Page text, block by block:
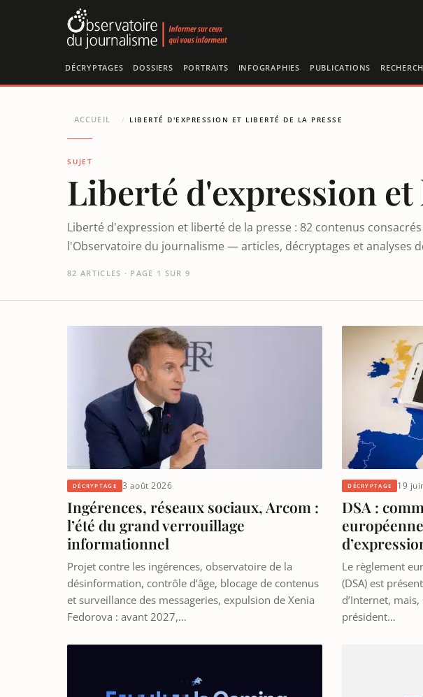
DÉCRYPTAGES DOSSIERS PORTRAITS INFOGRAPHIES PUBLICATIONS
ACCUEIL / LIBERTÉ D'EXPRESSION ET LIBERTÉ DE LA PRESSE
SUJET
Liberté d'expression
Liberté d'expression et liberté de la presse : 82 contenus
l'Observatoire du journalisme — articles, décryptages et analyses
82 ARTICLES · PAGE 1 SUR 9
DÉCRYPTAGE 3 août 2026
Ingérences, réseaux sociaux, Arcom :
l’été du grand verrouillage
informationnel
Projet contre les ingérences, observatoire de la
désinformation, contrôle d’âge, blocage de contenus
et surveillance des messageries, expulsion de Xenia
Fedorova : avant 2027,…
DÉCRYPTAGE 19
DSA :
Le règlement
(DSA) est
d’Internet,
président…
Panneau de gestion des cookies